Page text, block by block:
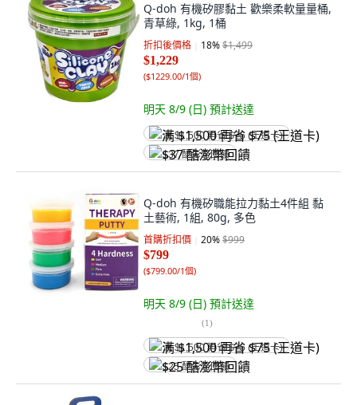
Q-doh 有機矽膠黏土 歡樂柔軟量量桶,
青草綠, 1kg, 1桶
折扣後價格 18%$1,499
$1,229
($1229.00/1個)
明天 8/9 (日) 預計送達
满 $1,500 再省 $75 (王道卡)
$37 酷澎幣回饋
Q-doh 有機矽職能拉力黏土4件組 黏
土藝術, 1組, 80g, 多色
首購折扣價 20%$999
$799
($799.00/1個)
明天 8/9 (日) 預計送達
(1)
满 $1,500 再省 $75 (王道卡)
$25 酷澎幣回饋